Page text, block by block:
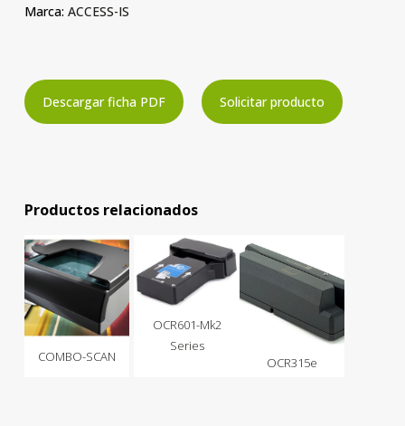
Marca: ACCESS-IS
Descargar ficha PDF Solicitar producto
Productos relacionados
COMBO-SCAN
OCR601-Mk2
Series
OCR315e